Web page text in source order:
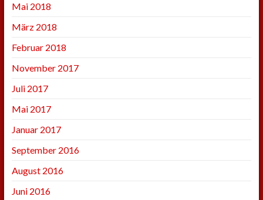
Mai 2018
März 2018
Februar 2018
November 2017
Juli 2017
Mai 2017
Januar 2017
September 2016
August 2016
Juni 2016